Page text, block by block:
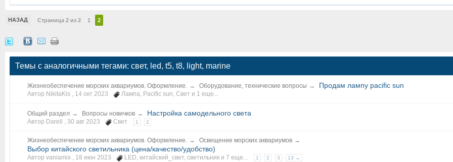
НАЗАД Страница 2 из 2 1 2
Темы с аналогичными тегами: свет, led, t5, t8, light, marine
Жизнеобеспечение морских аквариумов. Оформление. → Оборудование, технические вопросы → Продам лампу pacific sun
Автор NikitaKis , 14 окт 2023 Лампа, Pacific sun, Свет и 1 еще...
Общий раздел → Вопросы новичков → Настройка самодельного света
Автор Darell , 30 авг 2023 Свет 1 2
Жизнеобеспечение морских аквариумов. Оформление. → Освещение морских аквариумов →
Выбор китайского светильника (цена/качество/удобство)
Автор vaniamix , 18 июн 2023 LED, китайский_свет, светильник и 7 еще... 1 2 3 13 →